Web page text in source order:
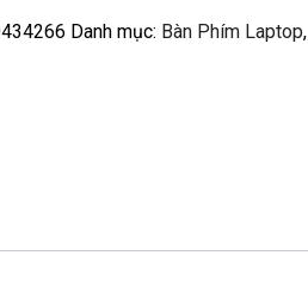
Danh mục: Bàn Phím Laptop,